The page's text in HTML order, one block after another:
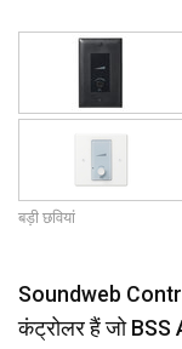
बड़ी छवियां
Soundweb
कंट्रोलर हैं जो